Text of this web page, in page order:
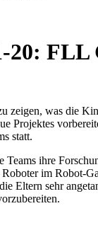
20:
zeigen, was die
Projektes
statt.
Teams ihre
im Robot-
Eltern sehr